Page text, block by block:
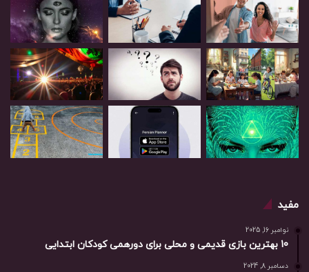
مفید
نوامبر 16, 2025
10 بهترین بازی‌ قدیمی و محلی برای دورهمی کودکان ابتدایی
دسامبر 8, 2024